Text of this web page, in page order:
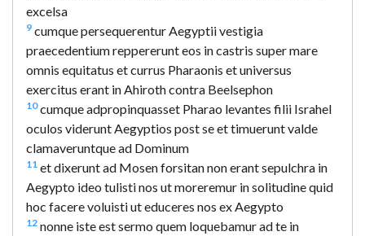
excelsa
9 cumque persequerentur Aegyptii vestigia
praecedentium reppererunt eos in castris super mare
omnis equitatus et currus Pharaonis et universus
exercitus erant in Ahiroth contra Beelsephon
10cumque adpropinquasset Pharao levantes filii Israhel
oculos viderunt Aegyptios post se et timuerunt valde
clamaveruntque ad Dominum
11 et dixerunt ad Mosen forsitan non erant sepulchra in
Aegypto ideo tulisti nos ut moreremur in solitudine quid
hoc facere voluisti ut educeres nos ex Aegypto
12 nonne iste est sermo quem loquebamur ad te in